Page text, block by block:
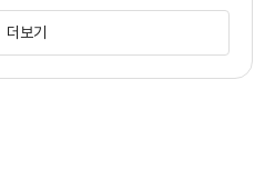
더보기